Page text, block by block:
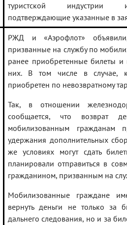
туристской индустрии
подтверждающие указанные в
РЖД и «Аэрофлот»
призванные на службу по
ранее приобретенные билеты и
них. В том числе в случае,
приобретен по невозвратному
Так, в отношении
сообщается, что возврат
мобилизованным гражданам
удержания дополнительных
же условиях могут сдать
планировали отправиться в
гражданином, призванным на
Мобилизованные граждане
вернуть деньги не только за
дальнего следования, но и за